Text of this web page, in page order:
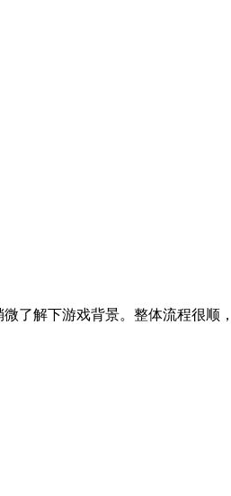
了解下游戏背景。整体流程很顺